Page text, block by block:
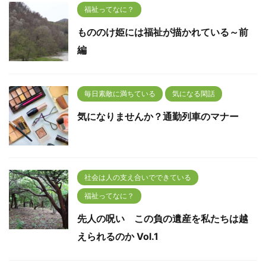
福祉ってなに？
もののけ姫には福祉が描かれている～前
編
毎日素敵に満ちている 気になる閑話
気になりませんか？通勤列車のマナー
社会は人の支え合いでできている
福祉ってなに？
先人の呪い この負の遺産を私たちは越
えられるのか Vol.1